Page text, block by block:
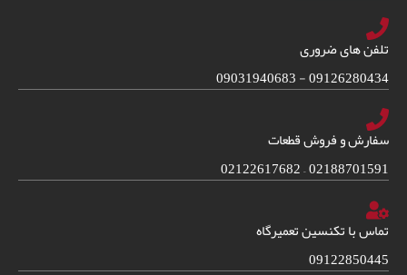
تلفن های ضروری
09126280434 - 09031940683
سفارش و فروش قطعات
02188701591 – 02122617682
تماس با تکنسین تعمیرگاه
09122850445